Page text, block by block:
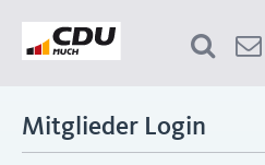
Mitglieder Login